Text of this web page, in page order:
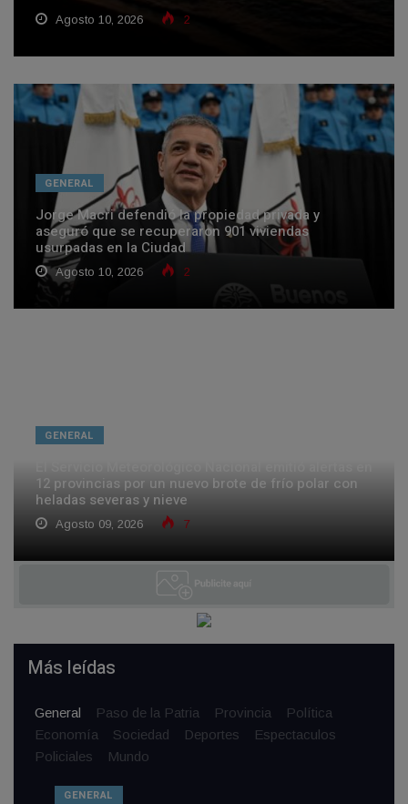
Agosto 10, 2026 2
GENERAL
Jorge Macri defendió la propiedad privada y
aseguró que se recuperaron 901 viviendas
usurpadas en la Ciudad
Agosto 10, 2026 2
GENERAL
12 provincias por un nuevo brote de frío polar con
heladas severas y nieve
Agosto 09, 2026 7
Más leídas
General Paso de la Patria Provincia
Política
Economía
Sociedad Deportes
Espectaculos
Policiales
Mundo
GENERAL